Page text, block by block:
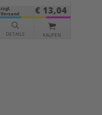
zzgl.
Versand
€ 13,04
DETAILS KAUFEN